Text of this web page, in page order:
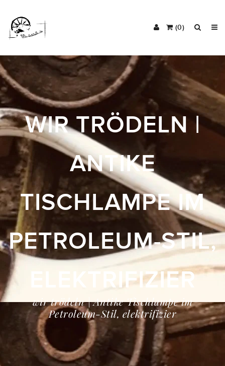
(0)
WIR TRÖDELN |
ANTIKE
TISCHLAMPE IM
PETROLEUM-STIL,
ELEKTRIFIZIER
wir trödeln | Antike Tischlampe im
Petroleum-Stil, elektrifizier